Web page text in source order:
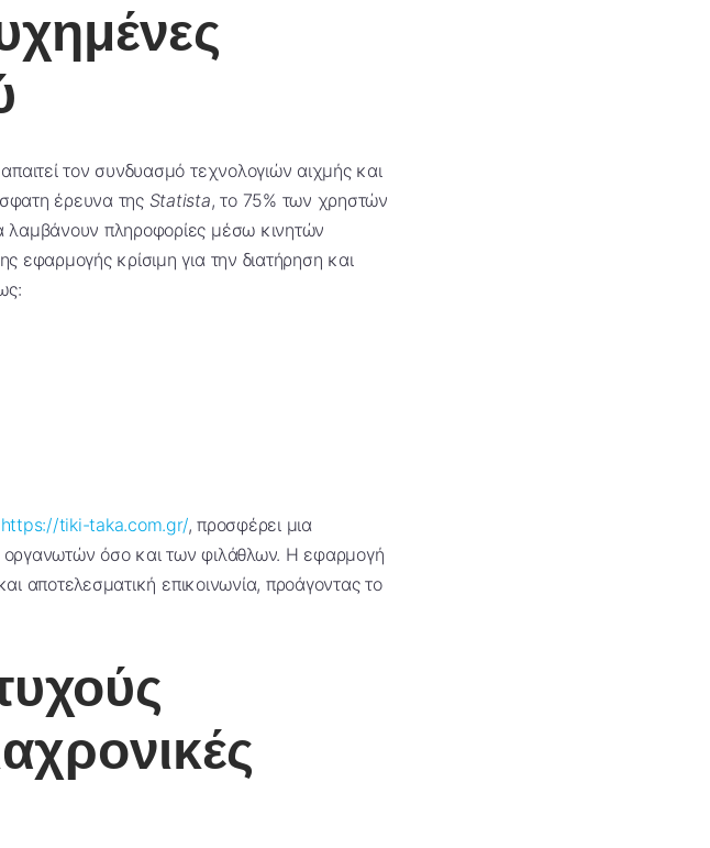
τον συνδυασμό τεχνολογιών αιχμής και
έρευνα της Statista, το 75% των χρηστών
λαμβάνουν πληροφορίες μέσω κινητών
εφαρμογής κρίσιμη για την διατήρηση και
https://tiki-taka.com.gr/, προσφέρει μια
όσο και των φιλάθλων. Η εφαρμογή
αποτελεσματική επικοινωνία, προάγοντας το